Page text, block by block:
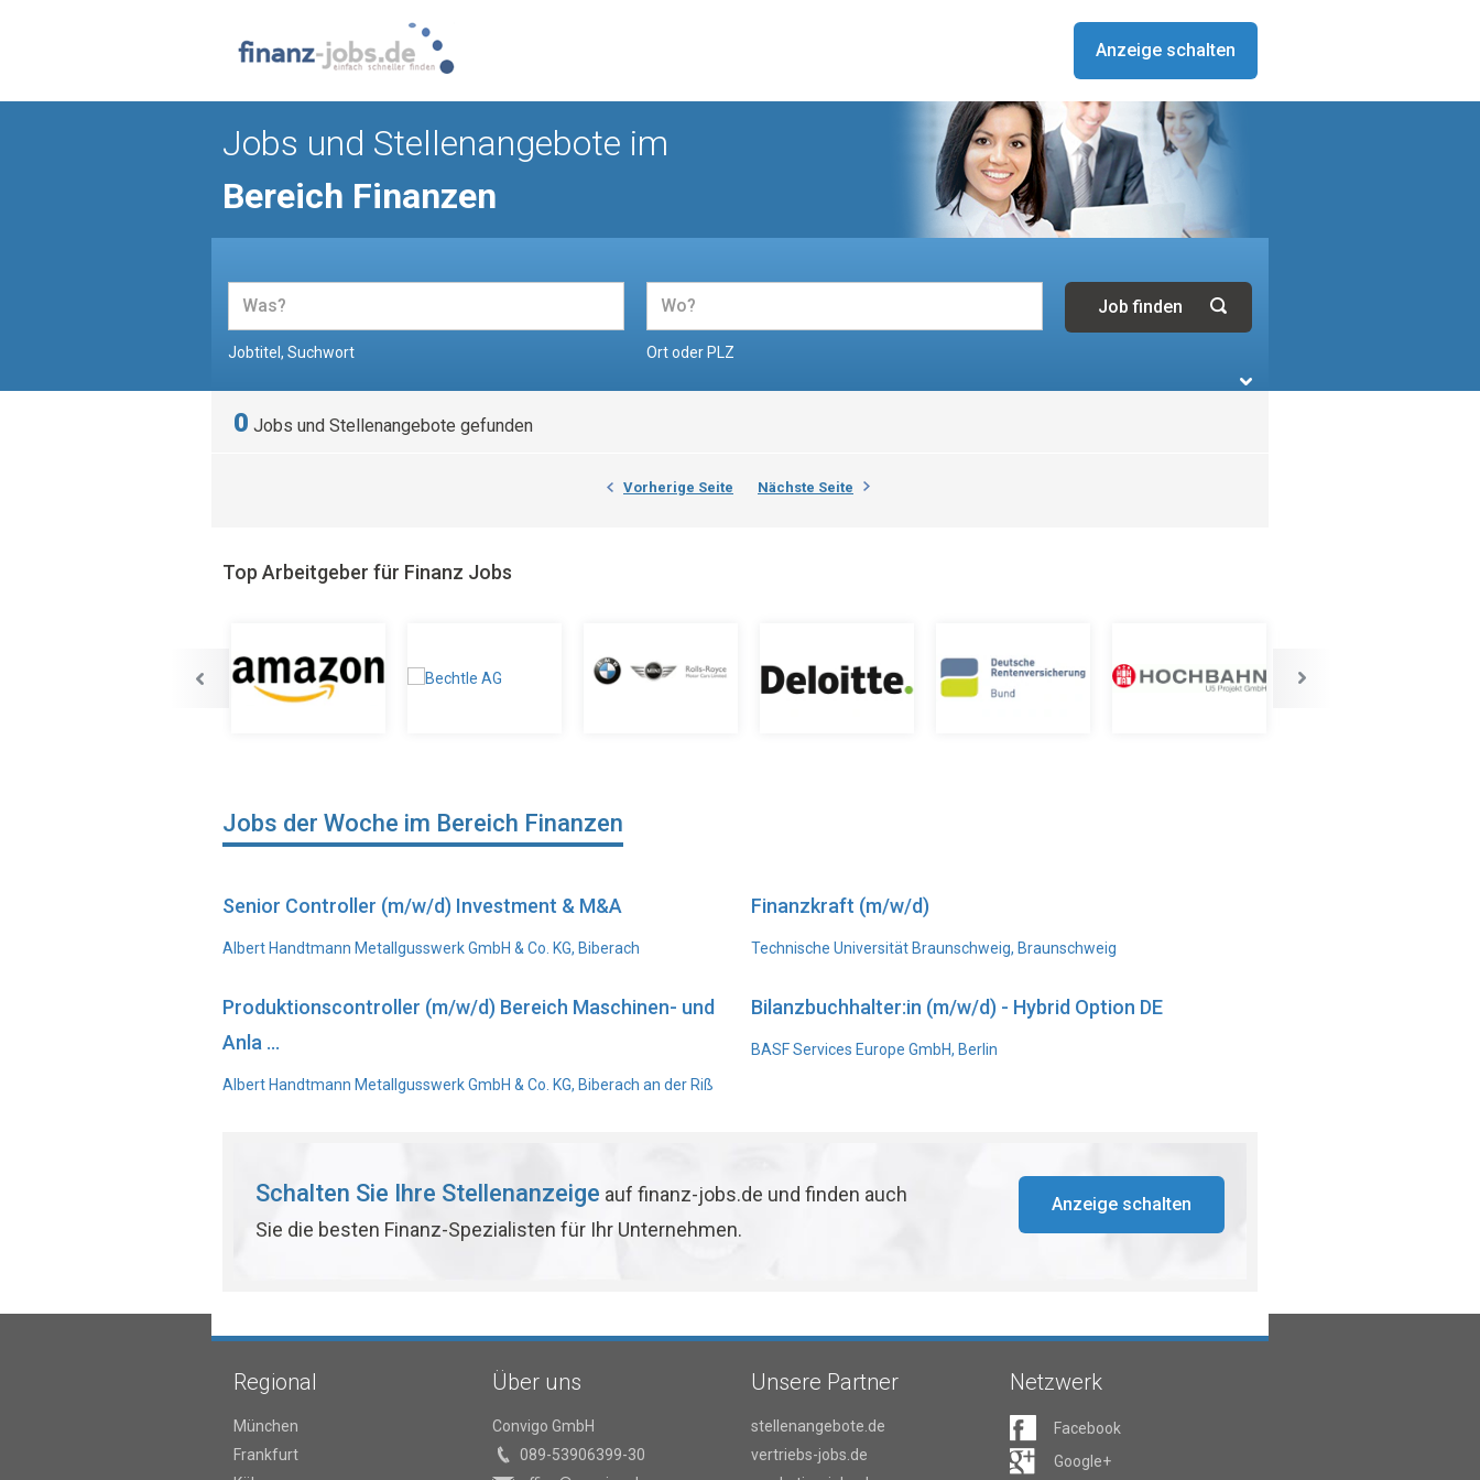
Anzeige schalten
Jobs und Stellenangebote im
Bereich Finanzen
Jobtitel, Suchwort Ort oder PLZ
0 Jobs und Stellenangebote gefunden
Vorherige Seite Nächste Seite
Top Arbeitgeber für Finanz Jobs
Jobs der Woche im Bereich Finanzen
Senior Controller (m/w/d) Investment & M&A
Albert Handtmann Metallgusswerk GmbH & Co. KG, Biberach
Finanzkraft (m/w/d)
Technische Universität Braunschweig, Braunschweig
Produktionscontroller (m/w/d) Bereich Maschinen- und
Anla ...
Albert Handtmann Metallgusswerk GmbH & Co. KG, Biberach an der Riß
Bilanzbuchhalter:in (m/w/d) - Hybrid Option DE
BASF Services Europe GmbH, Berlin
Schalten Sie Ihre Stellenanzeige auf finanz-jobs.de und finden auch
Sie die besten Finanz-Spezialisten für Ihr Unternehmen.
Anzeige schalten
Regional
München
Frankfurt
Über uns
Convigo GmbH
089-53906399-30
Unsere Partner
stellenangebote.de
vertriebs-jobs.de
Netzwerk
Facebook
Google+